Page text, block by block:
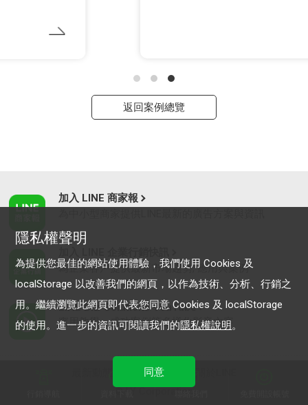
返回案例總覽
加入 LINE 商家報
為企業客戶提供最新市場趨勢, 應用與案例
LINE Biz-Solutions YouTube
實用教學、成功案例等多樣化影音內容
服務條款
© LY Corporation
隱私權聲明
為提供您最佳的網站使用體驗，我們使用 Cookies 及
localStorage 以改善我們的網頁，以作為技術、分析、行銷之
用。繼續瀏覽此網頁即代表您同意 Cookies 及 localStorage
的使用。進一步的資訊可閱讀我們的隱私權說明。
同意